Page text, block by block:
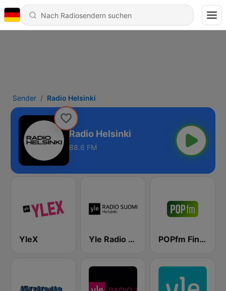
Sender Radio Helsinki
Radio Helsinki
88.6 FM
YleX Yle Radio Suomi Helsinki POPfm Finland